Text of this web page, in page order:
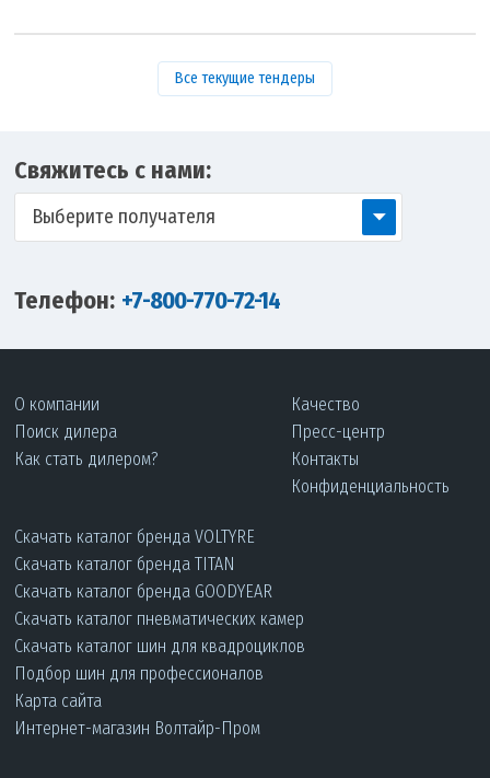
Все текущие тендеры
Свяжитесь с нами:
Выберите получателя
Телефон: +7-800-770-72-14
О компании
Поиск дилера
Как стать дилером?
Качество
Пресс-центр
Контакты
Конфиденциальность
Скачать каталог бренда VOLTYRE
Скачать каталог бренда TITAN
Скачать каталог бренда GOODYEAR
Скачать каталог пневматических камер
Скачать каталог шин для квадроциклов
Подбор шин для профессионалов
Карта сайта
Интернет-магазин Волтайр-Пром